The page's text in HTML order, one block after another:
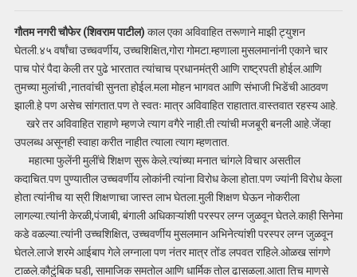
गौतम नगरी चौफेर (शिवराम पाटील) काल एका अविवाहित तरूणाने माझी ट्युशन
घेतली.४५ वर्षांचा उच्चवर्णीय, उच्चशिक्षित,गोरा गोमटा.म्हणाला मुसलमानांनी एकाने चार
पाच पोरं पैदा केली तर पुढे भारतात त्यांचाच प्रधानमंत्री आणि राष्ट्रपती होईल.आणि
तुमच्या मुलांची ,नातवांची सुनता होईल.मला मोहन भागवत आणि संभाजी भिडेंची आठवण
झाली.हे पण असेच सांगतात.पण ते स्वतः मात्र अविवाहित राहातात.वास्तवात रहस्य आहे.
खरे तर अविवाहित राहाणे म्हणजे त्याग वगैरे नाही.ती त्यांची मजबूरी बनली आहे.जेंव्हा
उपलब्ध असूनही स्वाहा करीत नाहीत त्याला त्याग म्हणतात.
महात्मा फुलेंनी मुलींचे शिक्षण सुरू केले.त्यांच्या मनात चांगले विचार असतील
कदाचित.पण पुण्यातील उच्चवर्णीय लोकांनी त्यांना विरोध केला होता.पण ज्यांनी विरोध केला
होता त्यांनीच या स्री शिक्षणाचा जास्त लाभ घेतला.मुली शिक्षण घेऊन नोकरीला
लागल्या.त्यांनी केरळी,पंजाबी, बंगाली अधिकाऱ्यांंशी परस्पर लग्न जुळवून घेतले.काही सिनेमा
कडे वळल्या.त्यांनी उच्चशिक्षित, उच्चवर्णीय मुसलमान अभिनेत्यांशी परस्पर लग्न जुळवून
घेतले.लाजे शरमे आईबाप गेले लग्नाला पण नंतर मात्र तोंड लपवत राहिले.ओळख सांगणे
टाळले.कौटुंबिक घडी, सामाजिक समतोल आणि धार्मिक तोल ढासळला.आता तिच माणसे